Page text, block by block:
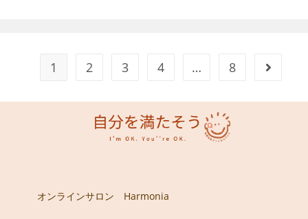
1 2 3 4 … 8 次のペー
オンラインサロン Harmonia